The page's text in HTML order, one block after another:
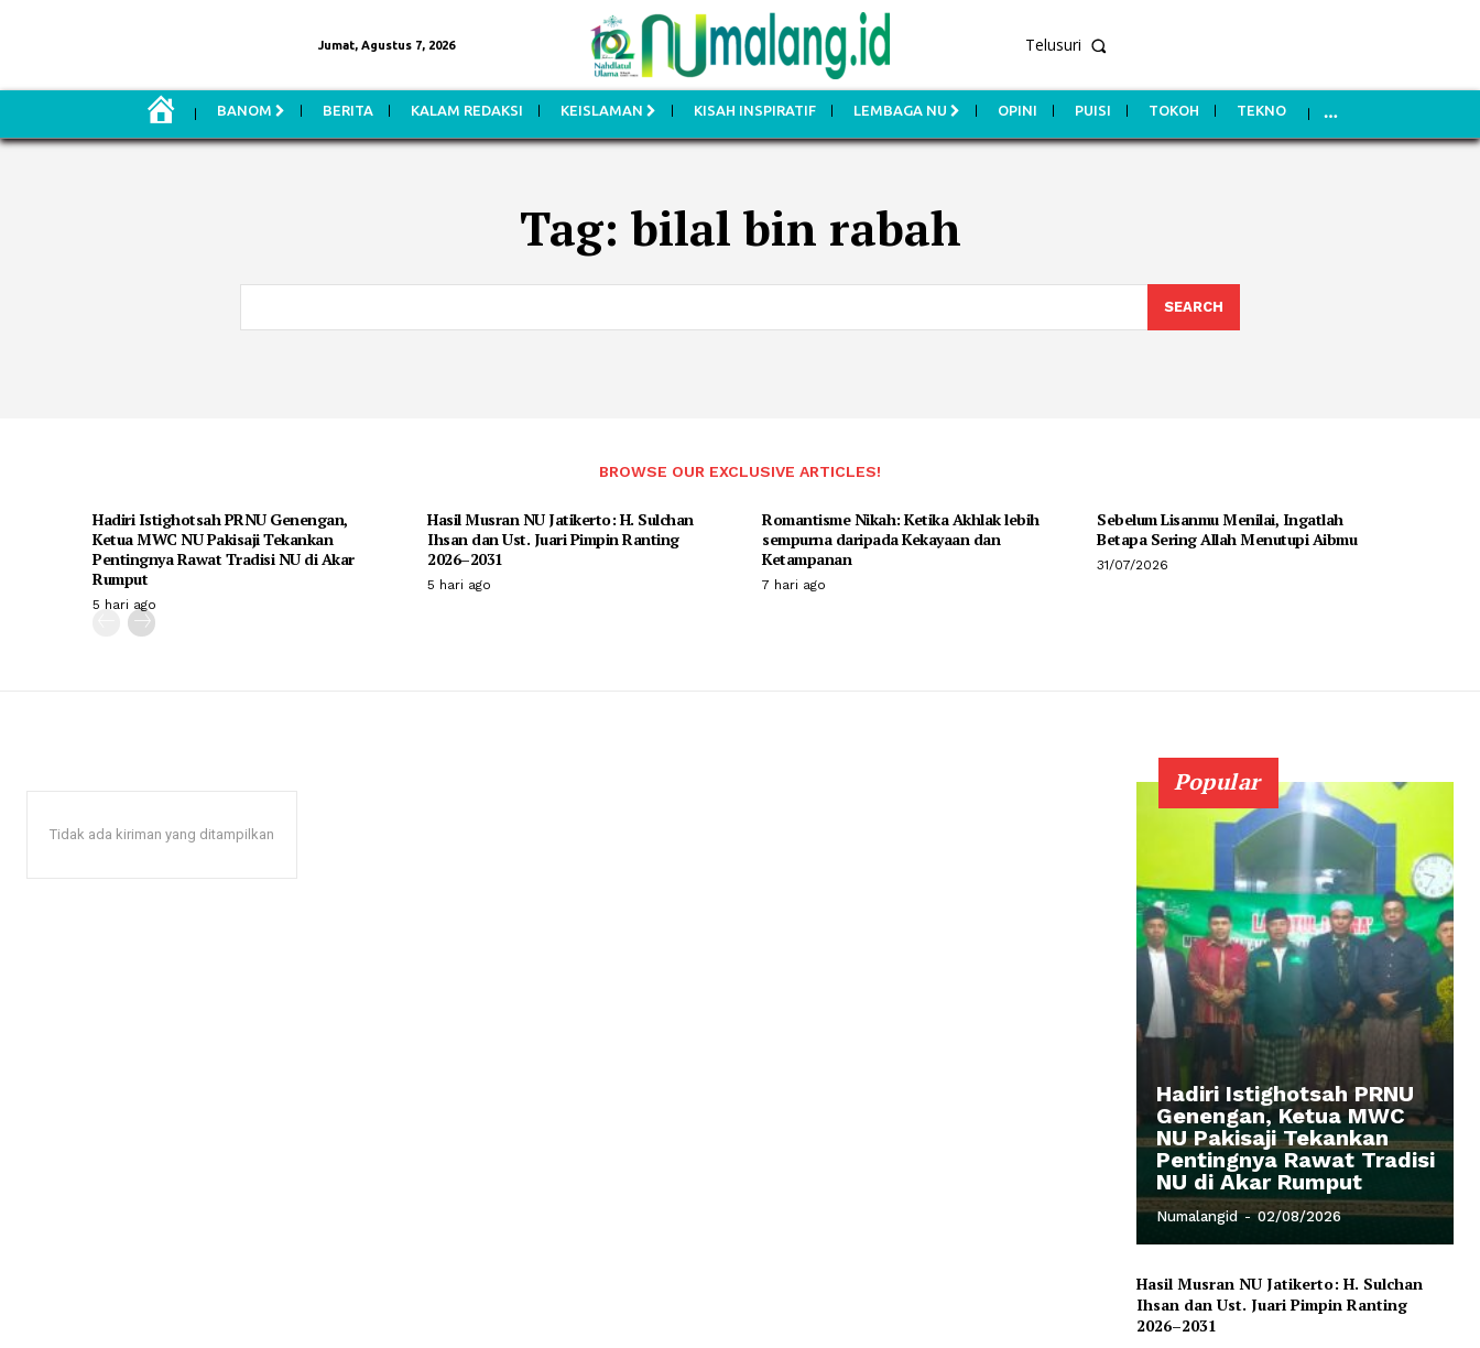
Jumat, Agustus 7, 2026 Telusuri
M
BANOM BERITA KALAM REDAKSI KEISLAMAN KISAH INSPIRATIF LEMBAGA NU OPINI PUISI TOKOH TEKNO
Tag: bilal bin rabah
SEARCH
BROWSE OUR EXCLUSIVE ARTICLES!
Hadiri Istighotsah PRNU Genengan,
Ketua MWC NU Pakisaji Tekankan
Pentingnya Rawat Tradisi NU di Akar
Rumput
5 hari ago
Hasil Musran NU Jatikerto: H. Sulchan
Ihsan dan Ust. Juari Pimpin Ranting
2026–2031
5 hari ago
Romantisme Nikah: Ketika Akhlak lebih
sempurna daripada Kekayaan dan
Ketampanan
7 hari ago
Sebelum Lisanmu Menilai, Ingatlah
Betapa Sering Allah Menutupi Aibmu
31/07/2026
Tidak ada kiriman yang ditampilkan
Popular
Hadiri Istighotsah PRNU
Genengan, Ketua MWC
NU Pakisaji Tekankan
Pentingnya Rawat Tradisi
NU di Akar Rumput
Numalangid - 02/08/2026
Hasil Musran NU Jatikerto: H. Sulchan
Ihsan dan Ust. Juari Pimpin Ranting
2026–2031